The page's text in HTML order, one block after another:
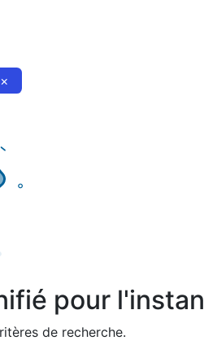
×
pour
de recherche.